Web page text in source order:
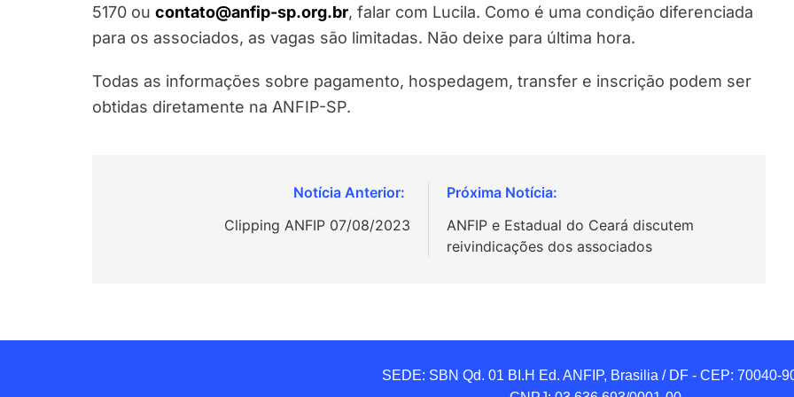
5170 ou contato@anfip-sp.org.br, falar com Lucila. Como é uma condição diferenciada
para os associados, as vagas são limitadas. Não deixe para última hora.
Todas as informações sobre pagamento, hospedagem, transfer e inscrição podem ser
obtidas diretamente na ANFIP-SP.
Clipping ANFIP 07/08/2023
ANFIP e Estadual do Ceará discutem
reivindicações dos associados
SEDE: SBN Qd. 01 BI.H Ed. ANFIP, Brasilia / DF - CEP: 70040-